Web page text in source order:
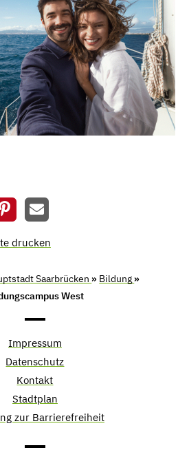
drucken
Saarbrücken » Bildung »
West
Impressum
Datenschutz
Kontakt
Stadtplan
zur Barrierefreiheit